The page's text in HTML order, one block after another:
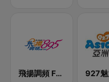
飛揚調頻 FM 89.5